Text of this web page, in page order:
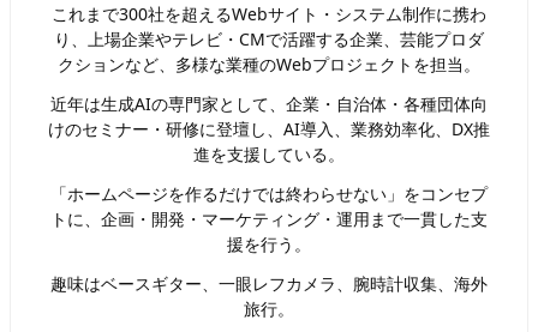
これまで300社を超えるWebサイト・システム制作に携わ
り、上場企業やテレビ・CMで活躍する企業、芸能プロダ
クションなど、多様な業種のWebプロジェクトを担当。
近年は生成AIの専門家として、企業・自治体・各種団体向
けのセミナー・研修に登壇し、AI導入、業務効率化、DX推
進を支援している。
「ホームページを作るだけでは終わらせない」をコンセプ
トに、企画・開発・マーケティング・運用まで一貫した支
援を行う。
趣味はベースギター、一眼レフカメラ、腕時計収集、海外
旅行。